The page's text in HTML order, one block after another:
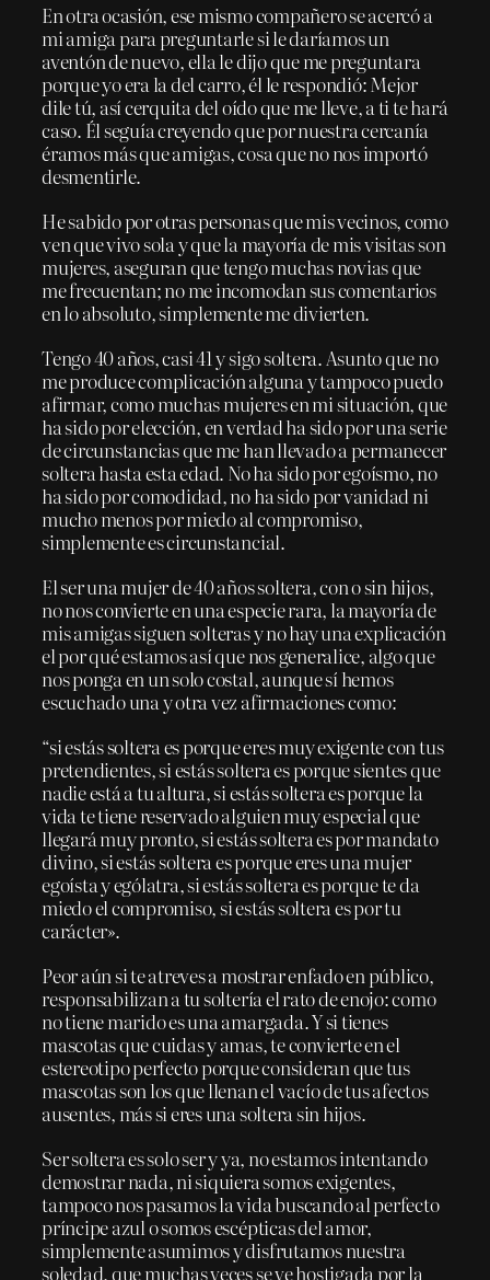
En otra ocasión, ese mismo compañero se acercó a
mi amiga para preguntarle si le daríamos un
aventón de nuevo, ella le dijo que me preguntara
porque yo era la del carro, él le respondió: Mejor
dile tú, así cerquita del oído que me lleve, a ti te hará
caso. Él seguía creyendo que por nuestra cercanía
éramos más que amigas, cosa que no nos importó
desmentirle.
He sabido por otras personas que mis vecinos, como
ven que vivo sola y que la mayoría de mis visitas son
mujeres, aseguran que tengo muchas novias que
me frecuentan; no me incomodan sus comentarios
en lo absoluto, simplemente me divierten.
Tengo 40 años, casi 41 y sigo soltera. Asunto que no
me produce complicación alguna y tampoco puedo
afirmar, como muchas mujeres en mi situación, que
ha sido por elección, en verdad ha sido por una serie
de circunstancias que me han llevado a permanecer
soltera hasta esta edad. No ha sido por egoísmo, no
ha sido por comodidad, no ha sido por vanidad ni
mucho menos por miedo al compromiso,
simplemente es circunstancial.
El ser una mujer de 40 años soltera, con o sin hijos,
no nos convierte en una especie rara, la mayoría de
mis amigas siguen solteras y no hay una explicación
el por qué estamos así que nos generalice, algo que
nos ponga en un solo costal, aunque sí hemos
escuchado una y otra vez afirmaciones como:
“si estás soltera es porque eres muy exigente con tus
pretendientes, si estás soltera es porque sientes que
nadie está a tu altura, si estás soltera es porque la
vida te tiene reservado alguien muy especial que
llegará muy pronto, si estás soltera es por mandato
divino, si estás soltera es porque eres una mujer
egoísta y ególatra, si estás soltera es porque te da
miedo el compromiso, si estás soltera es por tu
carácter».
Peor aún si te atreves a mostrar enfado en público,
responsabilizan a tu soltería el rato de enojo: como
no tiene marido es una amargada. Y si tienes
mascotas que cuidas y amas, te convierte en el
estereotipo perfecto porque consideran que tus
mascotas son los que llenan el vacío de tus afectos
ausentes, más si eres una soltera sin hijos.
Ser soltera es solo ser y ya, no estamos intentando
demostrar nada, ni siquiera somos exigentes,
tampoco nos pasamos la vida buscando al perfecto
príncipe azul o somos escépticas del amor,
simplemente asumimos y disfrutamos nuestra
soledad, que muchas veces se ve hostigada por la